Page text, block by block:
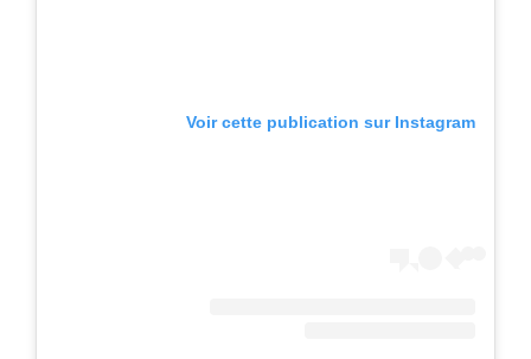
Voir cette publication sur Instagram